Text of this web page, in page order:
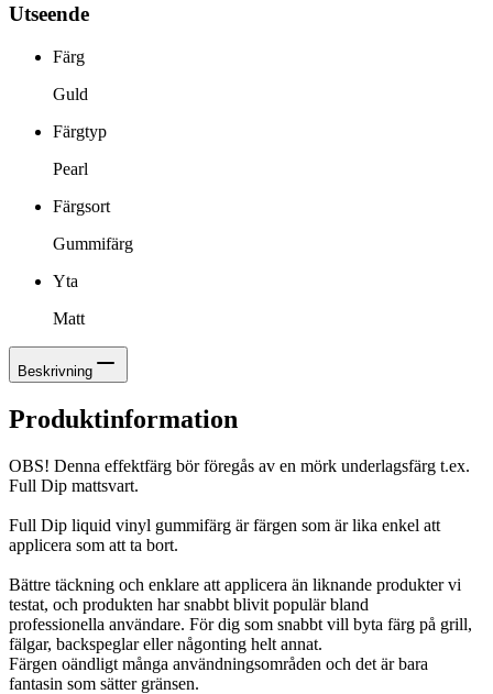
Utseende
Färg
Guld
Färgtyp
Pearl
Färgsort
Gummifärg
Yta
Matt
Beskrivning
Produktinformation
OBS! Denna effektfärg bör föregås av en mörk underlagsfärg t.ex.
Full Dip mattsvart.
Full Dip liquid vinyl gummifärg är färgen som är lika enkel att
applicera som att ta bort.
Bättre täckning och enklare att applicera än liknande produkter vi
testat, och produkten har snabbt blivit populär bland
professionella användare. För dig som snabbt vill byta färg på grill,
fälgar, backspeglar eller någonting helt annat.
Färgen oändligt många användningsområden och det är bara
fantasin som sätter gränsen.